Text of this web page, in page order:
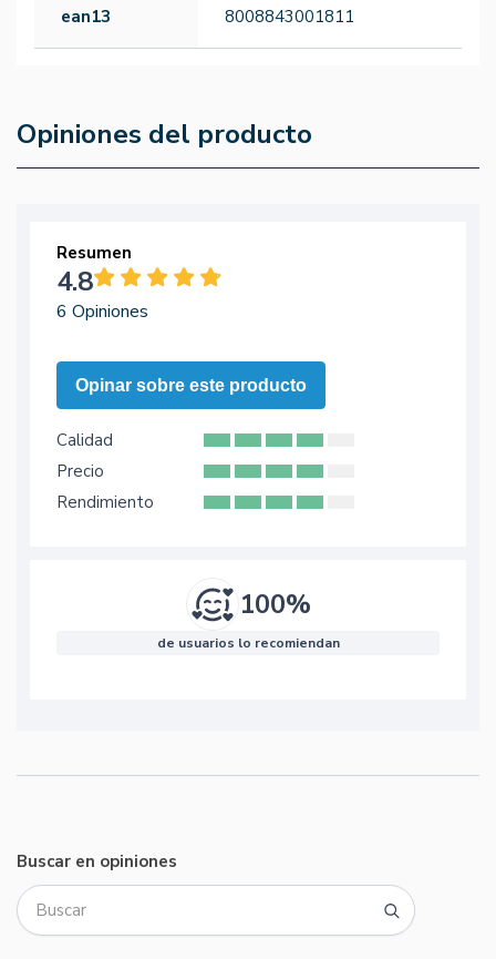
ean13 8008843001811
Opiniones del producto
Resumen
4.8
6 Opiniones
Opinar sobre este producto
Calidad
Precio
Rendimiento
100%
de usuarios lo recomiendan
Buscar en opiniones